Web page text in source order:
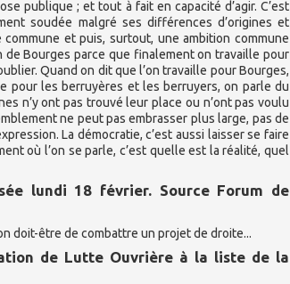
publique ; et tout à fait en capacité d’agir. C’est
soudée malgré ses différences d’origines et
et puis, surtout, une ambition commune
de Bourges parce que finalement on travaille pour
Quand on dit que l’on travaille pour Bourges,
pour les berruyères et les berruyers, on parle du
n’y ont pas trouvé leur place ou n’ont pas voulu
ne peut pas embrasser plus large, pas de
La démocratie, c’est aussi laisser se faire
où l’on se parle, c’est quelle est la réalité, quel
lundi 18 février. Source Forum de
doit-être de combattre un projet de droite...
de Lutte Ouvrière à la liste de la